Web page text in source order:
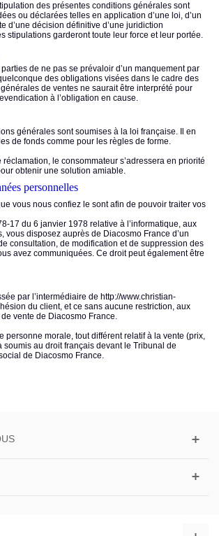
des présentes conditions générales sont
ou déclarées telles en application d’une loi, d’un
d’une décision définitive d’une juridiction
stipulations garderont toute leur force et leur portée.
parties de ne pas se prévaloir d’un manquement par
des obligations visées dans le cadre des
de ventes ne saurait être interprété pour
à l’obligation en cause.
générales sont soumises à la loi française. Il en
de fonds comme pour les règles de forme.
réclamation, le consommateur s’adressera en priorité
obtenir une solution amiable.
personnelles
vous nous confiez le sont afin de pouvoir traiter vos
17 du 6 janvier 1978 relative à l’informatique, aux
vous disposez auprès de Diacosmo France d’un
consultation, de modification et de suppression des
avez communiquées. Ce droit peut également être
par l’intermédiaire de http://www.christian-
du client, et ce sans aucune restriction, aux
vente de Diacosmo France.
personne morale, tout différent relatif à la vente (prix,
soumis au droit français devant le Tribunal de
de Diacosmo France.